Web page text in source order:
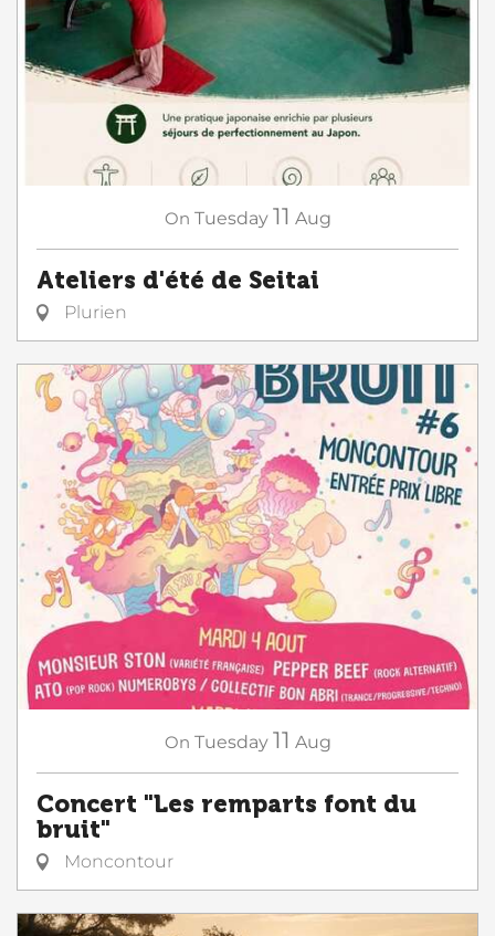
On Tuesday 11 Aug
Ateliers d'été de Seitai
Plurien
On Tuesday 11 Aug
Concert "Les remparts font du
bruit"
Moncontour